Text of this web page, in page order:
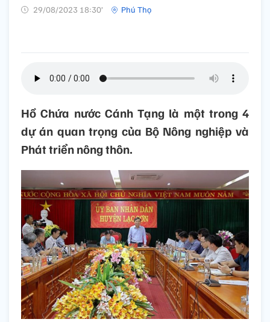
29/08/2023 18:30’ Phú Thọ
Hồ Chứa nước Cánh Tạng là một trong 4
dự án quan trọng của Bộ Nông nghiệp và
Phát triển nông thôn.